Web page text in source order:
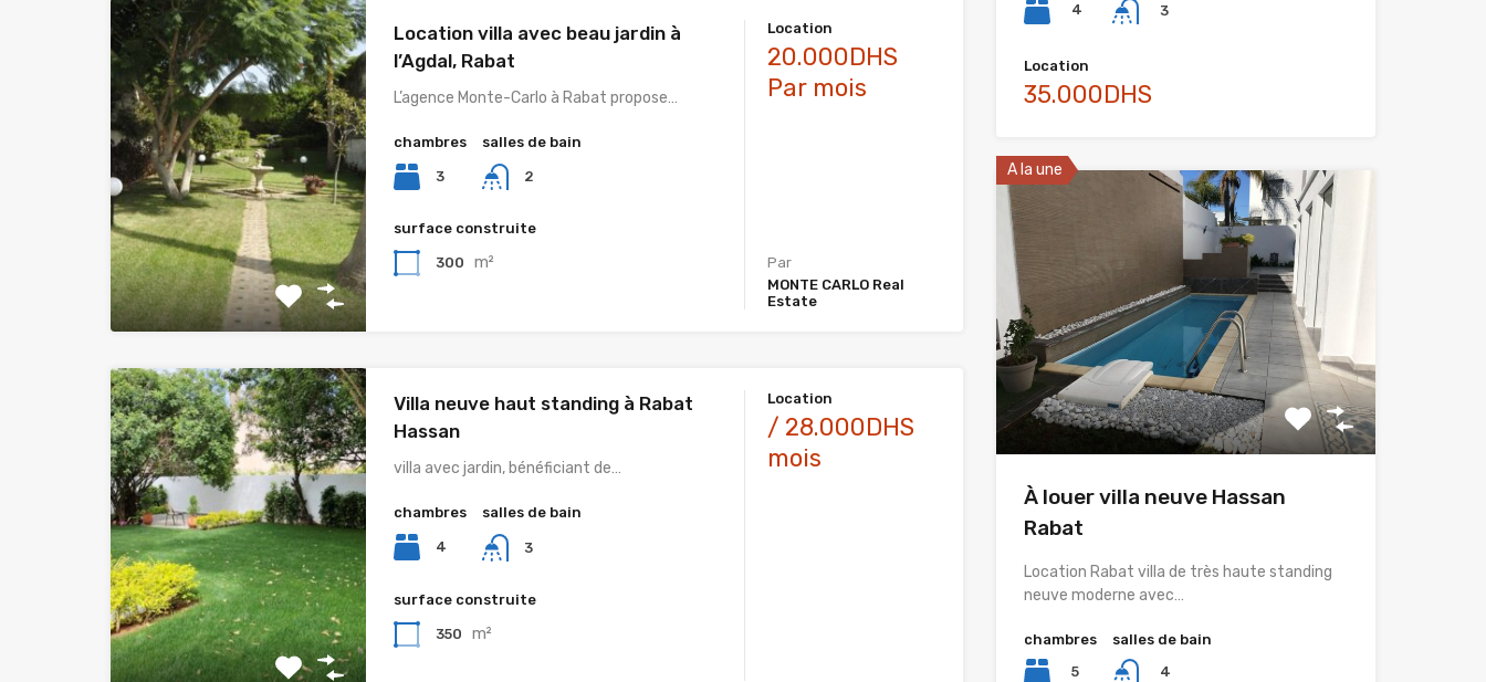
Location villa avec beau jardin à
l’Agdal, Rabat
L’agence Monte-Carlo à Rabat propose…
chambres
3
salles de bain
2
surface construite
300 m²
Location
20.000DHS
Par mois
Par
MONTE CARLO Real
Estate
Villa neuve haut standing à Rabat
Hassan
villa avec jardin, bénéficiant de…
chambres
4
salles de bain
3
surface construite
350 m²
Location
/ 28.000DHS
mois
4
3
Location
35.000DHS
A la une
À louer villa neuve Hassan
Rabat
Location Rabat villa de très haute standing
neuve moderne avec…
chambres
5
salles de bain
4